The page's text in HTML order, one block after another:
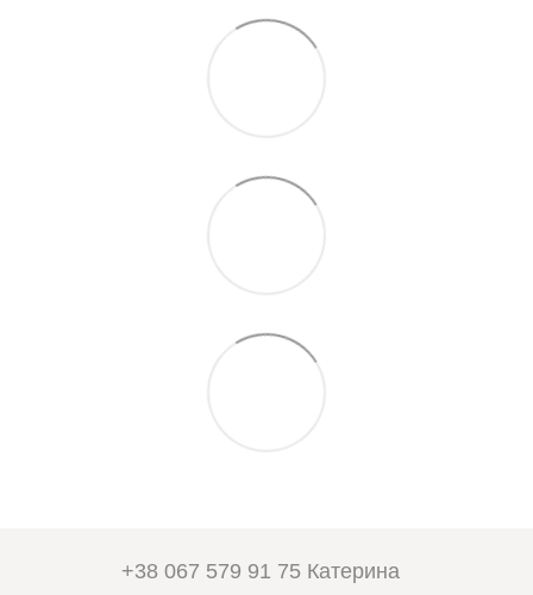
+38 067 579 91 75 Катерина